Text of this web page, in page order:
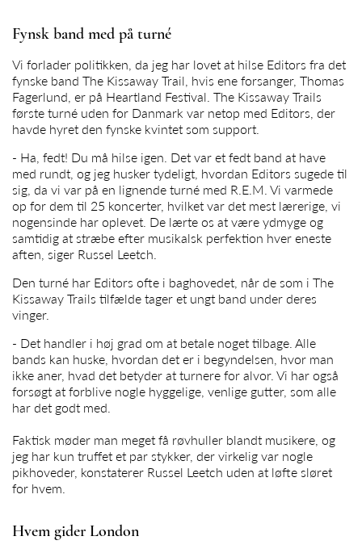
Fynsk band med på turné
Vi forlader politikken, da jeg har lovet at hilse Editors fra det
fynske band The Kissaway Trail, hvis ene forsanger, Thomas
Fagerlund, er på Heartland Festival. The Kissaway Trails
første turné uden for Danmark var netop med Editors, der
havde hyret den fynske kvintet som support.
- Ha, fedt! Du må hilse igen. Det var et fedt band at have
med rundt, og jeg husker tydeligt, hvordan Editors sugede til
sig, da vi var på en lignende turné med R.E.M. Vi varmede
op for dem til 25 koncerter, hvilket var det mest lærerige, vi
nogensinde har oplevet. De lærte os at være ydmyge og
samtidig at stræbe efter musikalsk perfektion hver eneste
aften, siger Russel Leetch.
Den turné har Editors ofte i baghovedet, når de som i The
Kissaway Trails tilfælde tager et ungt band under deres
vinger.
- Det handler i høj grad om at betale noget tilbage. Alle
bands kan huske, hvordan det er i begyndelsen, hvor man
ikke aner, hvad det betyder at turnere for alvor. Vi har også
forsøgt at forblive nogle hyggelige, venlige gutter, som alle
har det godt med.
Faktisk møder man meget få røvhuller blandt musikere, og
jeg har kun truffet et par stykker, der virkelig var nogle
pikhoveder, konstaterer Russel Leetch uden at løfte sløret
for hvem.
Hvem gider London